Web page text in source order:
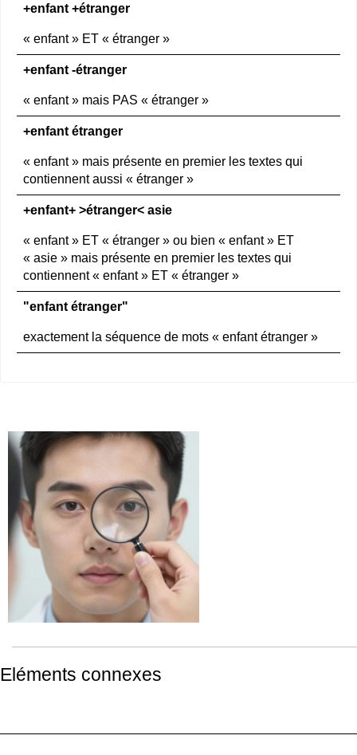
+enfant +étranger
« enfant » ET « étranger »
+enfant -étranger
« enfant » mais PAS « étranger »
+enfant étranger
« enfant » mais présente en premier les textes qui
contiennent aussi « étranger »
+enfant+ >étranger< asie
« enfant » ET « étranger » ou bien « enfant » ET
« asie » mais présente en premier les textes qui
contiennent « enfant » ET « étranger »
"enfant étranger"
exactement la séquence de mots « enfant étranger »
Eléments connexes